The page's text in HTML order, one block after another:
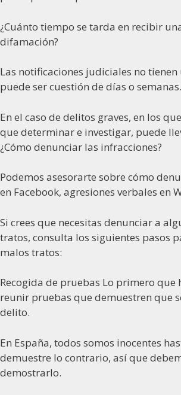
¿Cuánto tiempo se tarda en recibir
difamación?
Las notificaciones judiciales no
puede ser cuestión de días o semanas.
En el caso de delitos graves, en los
que determinar e investigar, puede
¿Cómo denunciar las infracciones?
Podemos asesorarte sobre cómo
en Facebook, agresiones verbales en
Si crees que necesitas denunciar a
tratos, consulta los siguientes pasos
malos tratos:
Recogida de pruebas Lo primero que
reunir pruebas que demuestren que
delito.
En España, todos somos inocentes
demuestre lo contrario, así que
demostrarlo.